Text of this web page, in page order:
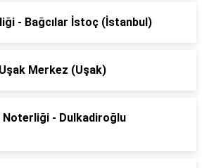
- Bağcılar İstoç (İstanbul)
Merkez (Uşak)
Noterliği - Dulkadiroğlu